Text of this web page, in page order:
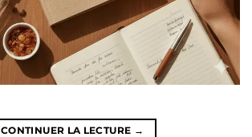
CONTINUER LA LECTURE →